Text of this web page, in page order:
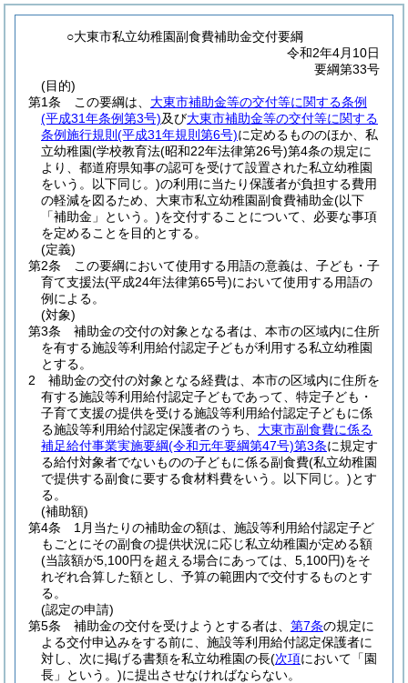
○大東市私立幼稚園副食費補助金交付要綱
令和2年4月10日
要綱第33号
(目的)
第1条
この要綱は、 大東市補助金等の交付等に関する条例
(平成31年条例第3号)及び大東市補助金等の交付等に関する
条例施行規則 (平成31年規則第6号)に定めるもののほか、私
立幼稚園(学校教育法(昭和22年法律第26号)第4条の規定に
より、都道府県知事の認可を受けて設置された私立幼稚園
をいう。以下同じ。)の利用に当たり保護者が負担する費用
の軽減を図るため、大東市私立幼稚園副食費補助金(以下
「補助金」という。)を交付することについて、必要な事項
を定めることを目的とする。
(定義)
第2条
この要綱において使用する用語の意義は、子ども・子
育て支援法(平成24年法律第65号)において使用する用語の
例による。
(対象)
第3条
補助金の交付の対象となる者は、本市の区域内に住所
を有する施設等利用給付認定子どもが利用する私立幼稚園
とする。
2
補助金の交付の対象となる経費は、本市の区域内に住所を
有する施設等利用給付認定子どもであって、特定子ども・
子育て支援の提供を受ける施設等利用給付認定子どもに係
る施設等利用給付認定保護者のうち、 大東市副食費に係る
補足給付事業実施要綱(令和元年要綱第47号)第3条に規定す
る給付対象者でないものの子どもに係る副食費(私立幼稚園
で提供する副食に要する食材料費をいう。以下同じ。)とす
る。
(補助額)
第4条
1月当たりの補助金の額は、施設等利用給付認定子ど
もごとにその副食の提供状況に応じ私立幼稚園が定める額
(当該額が5,100円を超える場合にあっては、5,100円)をそ
れぞれ合算した額とし、予算の範囲内で交付するものとす
る。
(認定の申請)
第5条
補助金の交付を受けようとする者は、 第7条の規定に
よる交付申込みをする前に、施設等利用給付認定保護者に
対し、次に掲げる書類を私立幼稚園の長(次項において「園
長」という。)に提出させなければならない。